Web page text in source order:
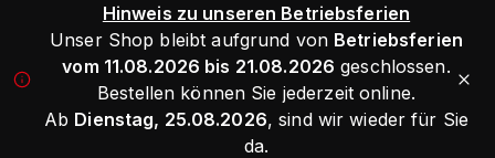
Hinweis zu unseren Betriebsferien
Unser Shop bleibt aufgrund von Betriebsferien
vom 11.08.2026 bis 21.08.2026 geschlossen.
Bestellen können Sie jederzeit online.
Ab Dienstag, 25.08.2026, sind wir wieder für Sie
da.